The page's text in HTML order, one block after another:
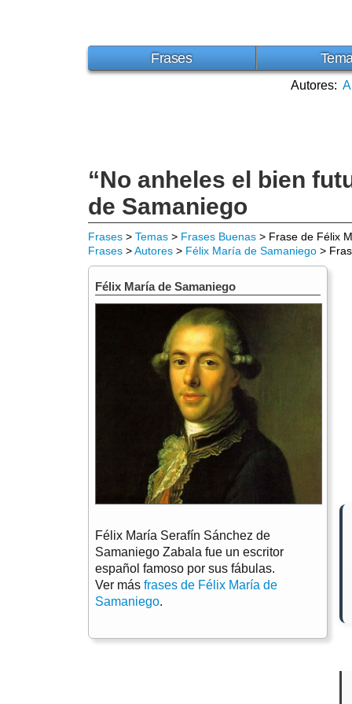
Frases
Autores: A
“No anheles el bien
de Samaniego
Frases > Temas > Frases Buenas > Frase de Félix
Frases >Autores > Félix María de Samaniego >
Félix María de Samaniego
Félix María Serafín Sánchez de
Samaniego Zabala fue un escritor
español famoso por sus fábulas.
Ver más frases de Félix María de
Samaniego.